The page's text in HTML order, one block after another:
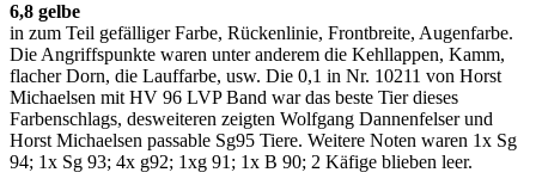
6,8 gelbe
in zum Teil gefälliger Farbe, Rückenlinie, Frontbreite, Augenfarbe.
Die Angriffspunkte waren unter anderem die Kehllappen, Kamm,
flacher Dorn, die Lauffarbe, usw. Die 0,1 in Nr. 10211 von Horst
Michaelsen mit HV 96 LVP Band war das beste Tier dieses
Farbenschlags, desweiteren zeigten Wolfgang Dannenfelser und
Horst Michaelsen passable Sg95 Tiere. Weitere Noten waren 1x Sg
94; 1x Sg 93; 4x g92; 1xg 91; 1x B 90; 2 Käfige blieben leer.